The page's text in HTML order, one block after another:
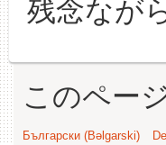
残念なが
このペー
Български (Bəlgarski)